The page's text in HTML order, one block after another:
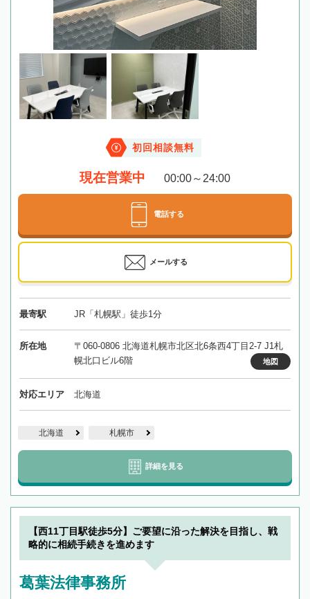
初回相談無料
現在営業中 00:00～24:00
電話する
メールする
最寄駅 JR「札幌駅」徒歩1分
所在地
〒060-0806 北海道札幌市北区北6条西4丁目2-7 J1札
幌北口ビル6階
地図
対応エリア 北海道
北海道 札幌市
詳細を見る
【西11丁目駅徒歩5分】ご要望に沿った解決を目指し、戦
略的に相続手続きを進めます
葛葉法律事務所